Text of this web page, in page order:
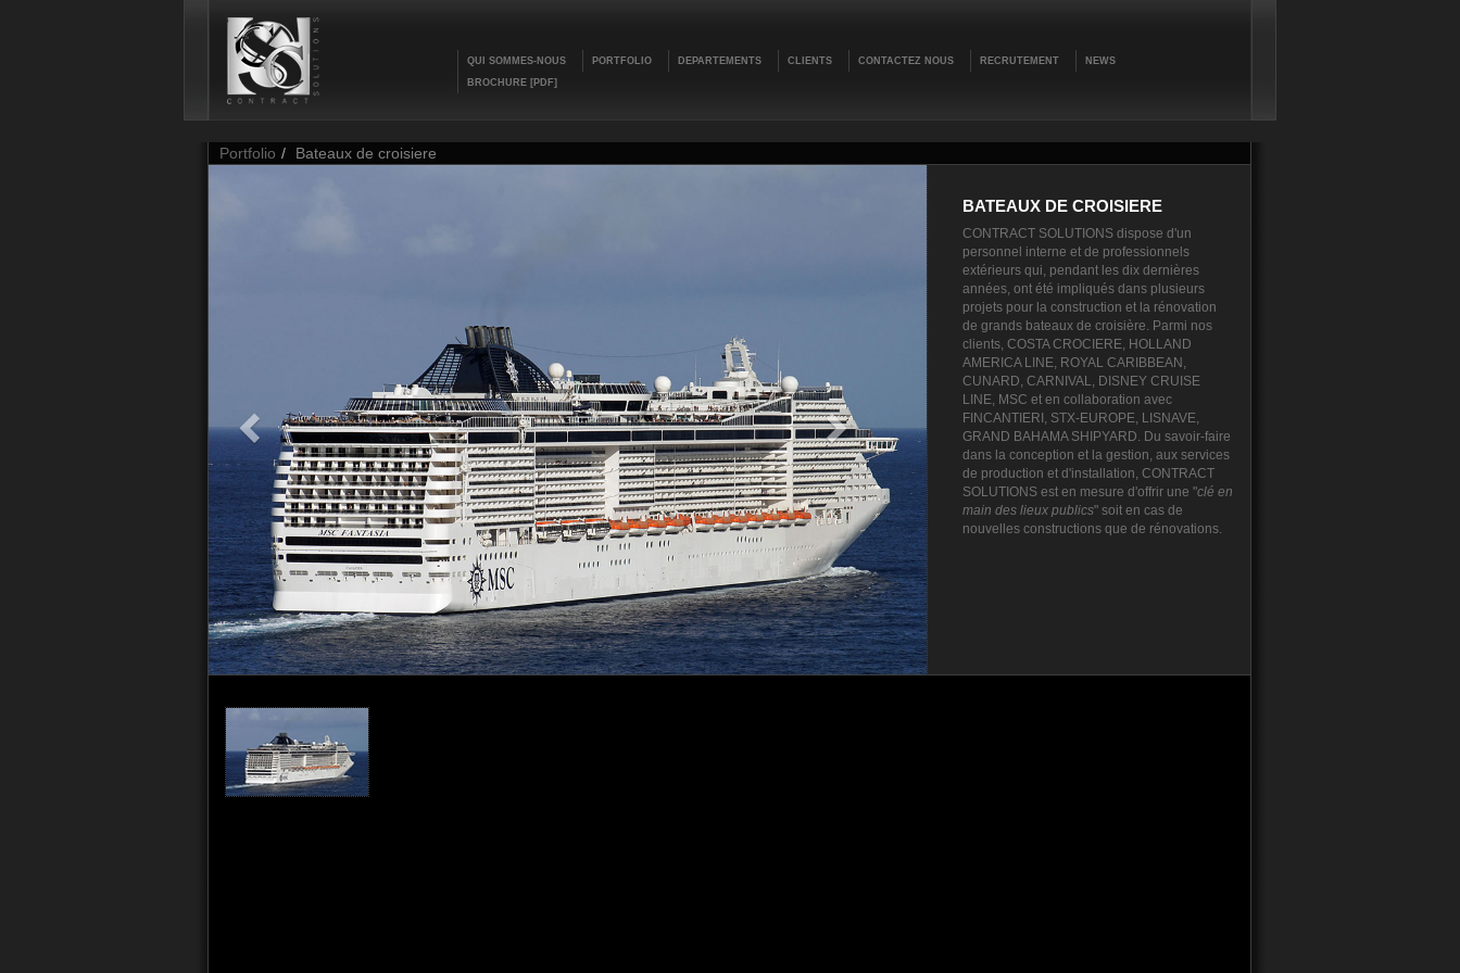
QUI SOMMES-NOUS PORTFOLIO DEPARTEMENTS CLIENTS CONTACTEZ NOUS RECRUTEMENT
NEWS
BROCHURE [PDF]
Portfolio Bateaux de croisiere
BATEAUX DE CROISIERE
CONTRACT SOLUTIONS dispose d'un
personnel interne et de professionnels
extérieurs qui, pendant les dix dernières
années, ont été impliqués dans plusieurs
projets pour la construction et la rénovation
de grands bateaux de croisière. Parmi nos
clients, COSTA CROCIERE, HOLLAND
AMERICA LINE, ROYAL CARIBBEAN,
CUNARD, CARNIVAL, DISNEY CRUISE
LINE, MSC et en collaboration avec
FINCANTIERI, STX-EUROPE, LISNAVE,
GRAND BAHAMA SHIPYARD. Du savoir-faire
dans la conception et la gestion, aux services
de production et d'installation, CONTRACT
SOLUTIONS est en mesure d'offrir une "clé en
main des lieux publics" soit en cas de
nouvelles constructions que de rénovations.